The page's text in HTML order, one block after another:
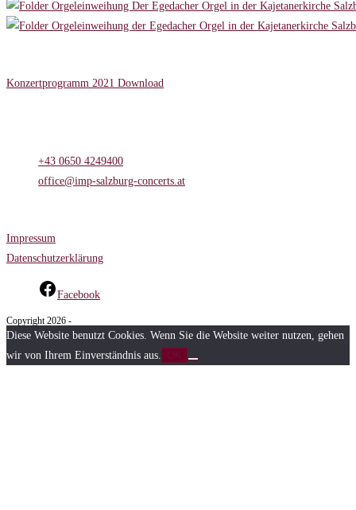
Konzertprogramm 2021 Download
+43 0650 4249400
office@imp-salzburg-concerts.at
Impressum
Datenschutzerklärung
Facebook
Copyright 2026 -
Diese Website benutzt Cookies. Wenn Sie die Website weiter nutzen, gehen
wir von Ihrem Einverständnis aus.